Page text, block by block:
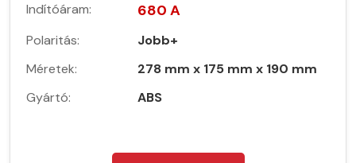
Indítóáram: 680 A
Polaritás:
Jobb+
Méretek:
278 mm x 175 mm x 190 mm
Gyártó:
ABS